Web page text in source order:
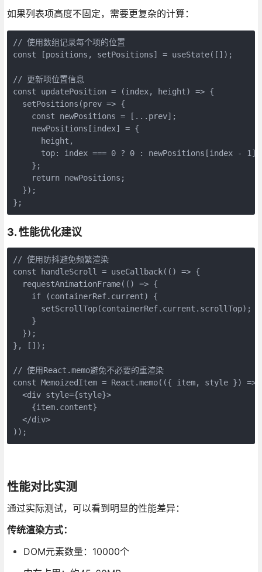
如果列表项高度不固定，需要更复杂的计算：
// 使用数组记录每个项的位置
const [positions, setPositions] = useState([]);
// 更新项位置信息
const updatePosition = (index, height) => {
  setPositions(prev => {
    const newPositions = [...prev];
    newPositions[index] = {
      height,
top: index === 0 ? 0 : newPositions[index -
    };
    return newPositions;
  });
};
3. 性能优化建议
// 使用防抖避免频繁渲染
const handleScroll = useCallback(() => {
  requestAnimationFrame(() => {
    if (containerRef.current) {
      setScrollTop(containerRef.current.scrollTop);
    }
  });
}, []);
// 使用React.memo避免不必要的重渲染
const MemoizedItem = React.memo(({ item, style }) =>
  <div style={style}>
    {item.content}
  </div>
));
性能对比实测
通过实际测试，可以看到明显的性能差异：
传统渲染方式：
DOM元素数量：10000个